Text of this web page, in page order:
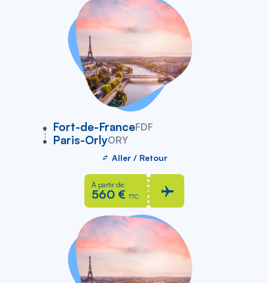
Fort-de-FranceFDF
vers
Paris-OrlyORY
Aller / Retour
À partir de
560 € TTC